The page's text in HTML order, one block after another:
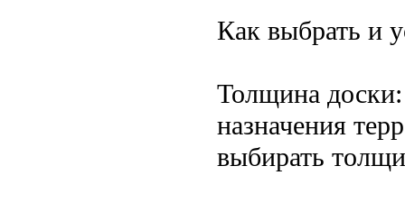
Как выбрать и
Толщина
назначения
выбирать